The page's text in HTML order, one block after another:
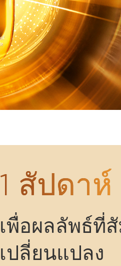
1 สัปดาห์
เพื่อผลลัพธ์ที่
เปลี่ยนแปลง